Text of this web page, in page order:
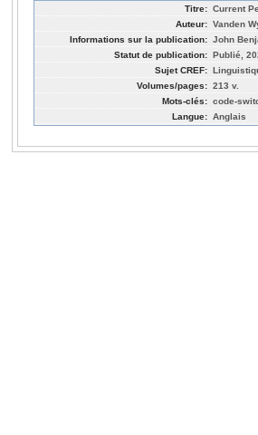
Titre: Current
Auteur: Vanden
Informations sur la publication: John
Statut de publication: Publié,
Sujet CREF:
Volumes/pages: 213 v.
Mots-clés: code-
Langue: Anglais